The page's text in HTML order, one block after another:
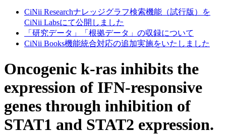
CiNii Researchナレッジグラフ検索機能（試行版）を
CiNii Labsにて公開しました
「研究データ」「根拠データ」の収録について
CiNii Books機能統合対応の追加実施をいたしました
Oncogenic k-ras inhibits the
expression of IFN-responsive
genes through inhibition of
STAT1 and STAT2 expression.